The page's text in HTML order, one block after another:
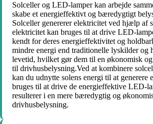
Solceller og LED-lamper kan arbejde
skabe et energieffektivt og bæredygtigt
Solceller genererer elektricitet ved hjælp af
elektricitet kan bruges til at drive LED-
kendt for deres energieffektivitet og
mindre energi end traditionelle lyskilder og
levetid, hvilket gør dem til en økonomisk
til drivhusbelysning.Ved at kombinere
kan du udnytte solens energi til at generere
bruges til at drive de energieffektive LED-
resulterer i en mere bæredygtig og
drivhusbelysning.